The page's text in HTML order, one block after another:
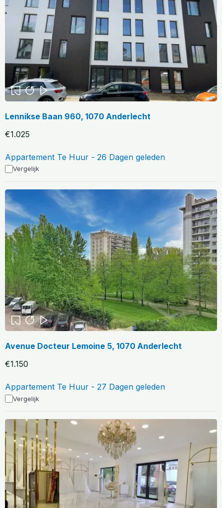
Lennikse Baan 960, 1070 Anderlecht
€1.025
Appartement Te Huur - 26 Dagen geleden
Vergelijk
Avenue Docteur Lemoine 5, 1070 Anderlecht
€1.150
Appartement Te Huur - 27 Dagen geleden
Vergelijk